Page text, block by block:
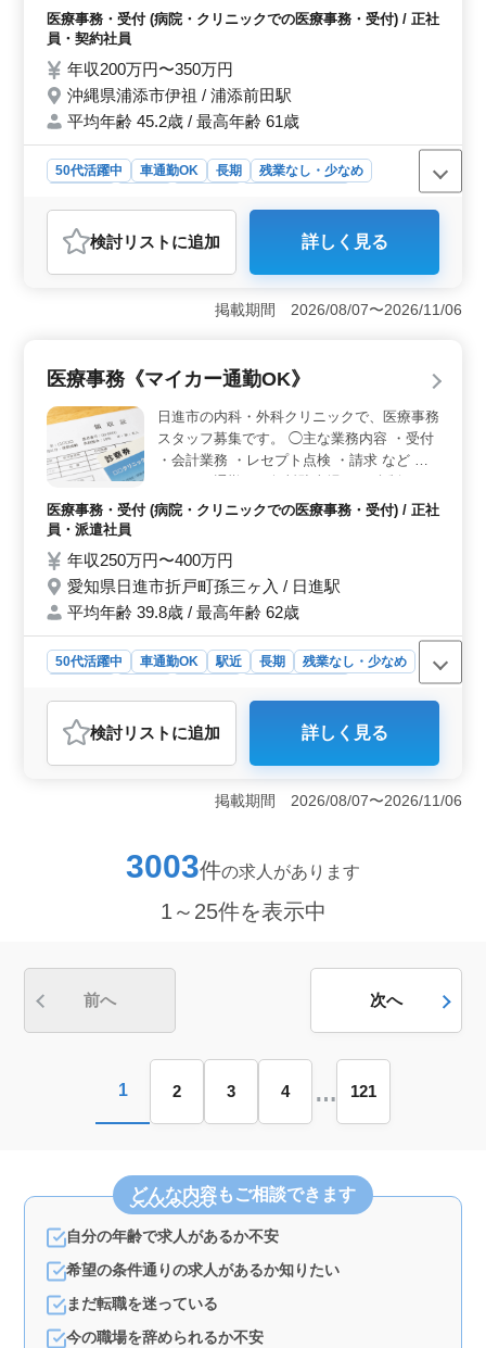
年次有給休暇を取得できます。 残業時間が
ん！ 長く働いていただける方の応募お待ち
しています。
医療事務・受付 (病院・クリニックでの医療事務・受付) / 正社
員・契約社員
年収200万円〜350万円
沖縄県浦添市伊祖 / 浦添前田駅
平均年齢 45.2歳 / 最高年齢 61歳
50代活躍中 車通勤OK 長期
残業なし・少なめ
おすすめポイント
＜育児との両立がしやすい職場＞ このクリニックの医
療事務求人は、仕事と育児を両立したい方に最適です。
子どもの急な病気や学校行事などに対応できるよう、時
間単位での有給休暇取得が可能です。また、マニュアル
厚生＞ 年2回の賞与があり、前年度実績で4ヶ月分支給
り、福利厚生も充実しています。再雇用制度には年齢上
限がなく、長く勤めたい方にとって魅力的な職場で
す。 ＜快適な通勤と働きやすい環境＞ 車通勤が可
能で、通勤が快適に行えます。残業は月に10時間程度と
少なめで、プライベートな時間を大切にできる職場環境
です。ICT化が進んでおり、iPadを活用した効率的な業務
検討リスト に追加 詳しく見る
掲載期間 2026/08/07〜2026/11/06
医療事務《マイカー通勤OK》
日進市の内科・外科クリニックで、医療事務
スタッフ募集です。 ◯主な業務内容 ・受付
・会計業務 ・レセプト点検 ・請求 など ◇
り：無償貸与 ◇賞与2回 駅チカな上に、マ
中できます。
医療事務・受付 (病院・クリニックでの医療事務・受付) / 正社
員・派遣社員
年収250万円〜400万円
愛知県日進市折戸町孫三ヶ入 / 日進駅
平均年齢 39.8歳 / 最高年齢 62歳
50代活躍中 車通勤OK 駅近 長期
残業なし・少なめ
おすすめポイント
＜通勤の利便性と働きやすい環境＞ マイカー通勤が可
能で、無料駐車場も完備されています。駅からも通える
立地にあり、通勤の選択肢が広がります。休憩時間がし
っかり取れるため、無理なく働ける環境です。また、残
もしやすい職場です。 ＜安定した収入と充実した福
利厚生＞ 医療事務職として安定した収入が期待できま
安心感をもたらします。また、社会保険完備のため、長
して働けます。主な業務内容は受付や会計業務、レセプ
ト点検など、医療事務としての基本的なスキルが求めら
経験者にとっては、これまで培ってきたスキルを発揮で
きる職場です。
検討リスト に追加 詳しく見る
掲載期間 2026/08/07〜2026/11/06
3003件の求人があります
1～25件を表示中
前へ 次へ
1 2 3 4 … 121
どんな内容もご相談できます
自分の年齢で求人があるか不安
希望の条件通りの求人があるか知りたい
まだ転職を迷っている
今の職場を辞められるか不安